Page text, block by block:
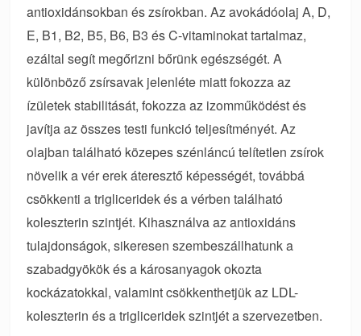
antioxidánsokban és zsírokban. Az avokádóolaj A, D,
E, B1, B2, B5, B6, B3 és C-vitaminokat tartalmaz,
ezáltal segít megőrizni bőrünk egészségét. A
különböző zsírsavak jelenléte miatt fokozza az
ízületek stabilitását, fokozza az izomműködést és
javítja az összes testi funkció teljesítményét. Az
olajban található közepes szénláncú telítetlen zsírok
növelik a vér erek áteresztő képességét, továbbá
csökkenti a trigliceridek és a vérben található
koleszterin szintjét. Kihasználva az antioxidáns
tulajdonságok, sikeresen szembeszállhatunk a
szabadgyökök és a károsanyagok okozta
kockázatokkal, valamint csökkenthetjük az LDL-
koleszterin és a trigliceridek szintjét a szervezetben.